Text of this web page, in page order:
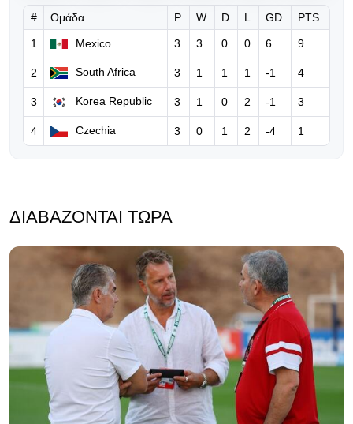
06.08.2026 | 10:36
FIFA: Παραδέχεται λάθη του
Ινφαντίνο, τον στηρίζει και
ξεκαθαρίζει… «δεν θα δεχθούμε
καμία επίθεση»
06.08.2026 | 08:39
Ο Ινφαντίνο υπόσχεται τον τελικό
05.08.2026 | 17:32
«Πρέπει να παραιτηθείς για να
σωθεί το ποδόσφαιρο»
# Ομάδα P W D L GD PTS
1 Mexico 3 3 0 0 6 9
2 South Africa 3 1 1 1 -1 4
3 Korea Republic 3 1 0 2 -1 3
4 Czechia 3 0 1 2 -4 1
ΔΙΑΒΆΖΟΝΤΑΙ ΤΏΡΑ